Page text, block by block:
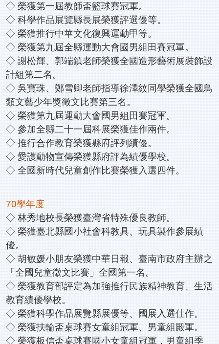
◇ 榮獲第一屆教師盃籃球賽冠軍。
◇ 科學作品展覽縣長展榮獲評選優等。
◇ 榮獲推行中華文化復興運動甲等。
◇ 榮獲第九屆全縣運動大會國男組田賽冠軍。
◇ 謝松輝、郭端鎮老師榮獲全國造形藝術展裝飾設
計組第二名。
◇ 吳寶珠、鄭雪卿老師指導徐澤紋同學榮獲全國鳥
類文藝少年獎徵文比賽第三名。
◇ 榮獲第九屆運動大會國男組田賽冠軍。
◇ 參加全縣二十一屆科展榮獲佳作兩件。
◇ 推行合作教育榮獲縣府評列績優。
◇ 愛護動物宣傳榮獲縣府評為績優學校。
◇ 全國新時代兒童創作比賽榮獲入選四件。
70學年度
◇ 林秀地校長榮獲臺灣省特殊優良教師。
◇ 榮獲臺北縣國小社會科教具、玩具製作參展績
優。
◇ 胡敏媛小朋友榮獲中華日報、臺南市政府主辦之
「全國兒童徵文比賽」全國第一名。
◇ 榮獲教育部評定為加強推行民族精神教育、生活
教育績優學校。
◇ 榮獲科學作品展覽縣展優等、國展入選佳作。
◇ 榮獲扶輪盃桌球賽女童組冠軍、男童組殿軍。
◇ 榮獲板信盃桌球賽國小女童組冠軍，男童組季